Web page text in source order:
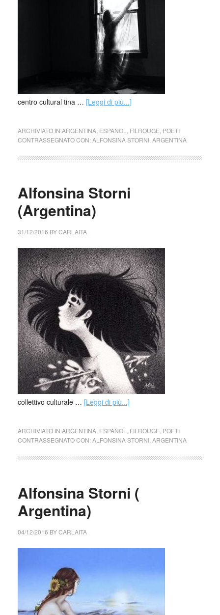
centro cultural tina … [Leggi di più...]
ARCHIVIATO IN:ARGENTINA, ESPAÑOL FILROUGE POETI
CONTRASSEGNATO CON:ALFONSINA STORNI, ARGENTINA
Alfonsina Storni
(Argentina)
31/12/2016 BYCARLAITA
collettivo culturale … [Leggi di più...]
ARCHIVIATO IN:ARGENTINA, ESPAÑOL FILROUGE POETI
CONTRASSEGNATO CON:ALFONSINA STORNI, ARGENTINA
Alfonsina Storni (
Argentina)
04/12/2016 BYCARLAITA